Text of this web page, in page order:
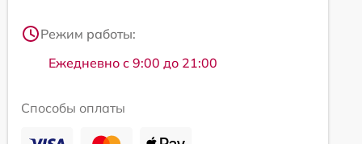
Режим работы:
Ежедневно с 9:00 до 21:00
Способы оплаты